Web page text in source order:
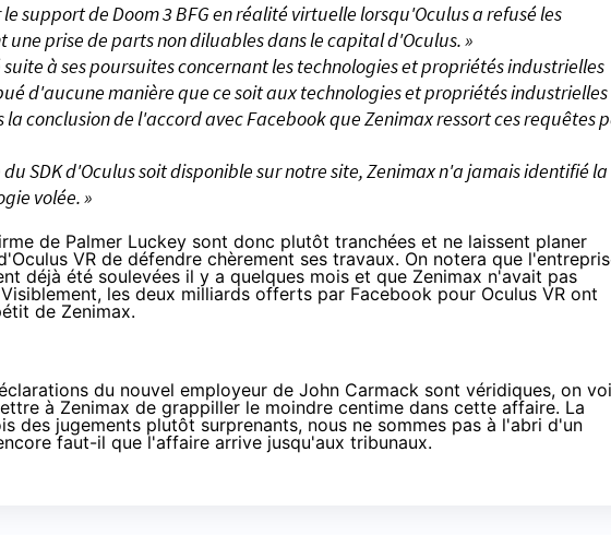
support de Doom 3 BFG en réalité virtuelle lorsqu'Oculus a refusé les
prise de parts non diluables dans le capital d'Oculus. »
à ses poursuites concernant les technologies et propriétés industrielles
d'aucune manière que ce soit aux technologies et propriétés industrielles
conclusion de l'accord avec Facebook que Zenimax ressort cesrequêtes
SDK d'Oculus soit disponiblesur notre site, Zenimax n'a jamais identifié la
volée. »
de Palmer Luckey sont donc plutôt tranchées et ne laissent planer
VR de défendre chèrement ses travaux. On notera que
déjà été soulevées il y a quelques mois et que Zenimax n'avait pas
les deux milliards offerts par Facebook pour Oculus VR ont
de Zenimax.
du nouvel employeur de John Carmack sont véridiques, on
à Zenimax de grappiller le moindre centime dans cette affaire. La
des jugements plutôt surprenants, nous ne sommes pas à l'abri d'un
faut-il que l'affaire arrive jusqu'aux tribunaux.